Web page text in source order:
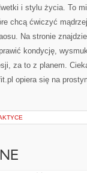
i stylu życia. To
chcą ćwiczyć
Na stronie
kondycję,
za to z planem.
opiera się na